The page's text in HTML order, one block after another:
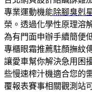
專業運動機能除腳臭剋
榮。透過化學性原理溶
為有門面申辦手續簡便
專櫃眼霜推薦駐顏撫紋
讓愛車幫你解決急用困
些慢速榨汁機適合您的
覆報表賽事相關觀測站